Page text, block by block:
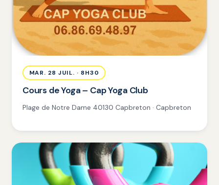
MAR. 28 JUIL. · 8H30
Cours de Yoga – Cap Yoga Club
Plage de Notre Dame 40130 Capbreton · Capbreton